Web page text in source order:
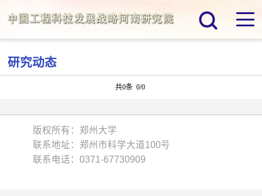
研究动态
共0条 0/0
版权所有：郑州大学
联系地址：郑州市科学大道100号
联系电话：0371-67730909